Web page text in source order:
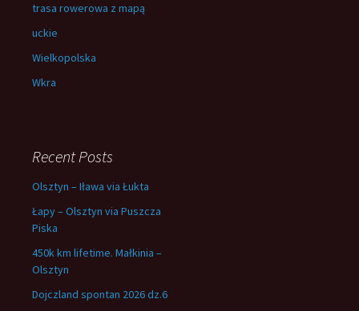
trasa rowerowa z mapą
uckie
Wielkopolska
Wkra
Recent Posts
Olsztyn – Iława via Łukta
Łapy – Olsztyn via Puszcza
Piska
450k km lifetime. Małkinia –
Olsztyn
Dojczland spontan 2026 dz.6